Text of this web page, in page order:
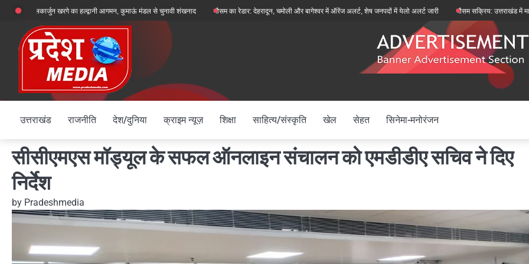
Skip
content
मल्लिकार्जुन खरगे का हल्द्वानी आगमन, कुमाऊं मंडल से चुनावी शंखनाद मौसम का रेडार: देहरादून, चमोली और बागेश्वर में ऑरेंज अलर्ट, शेष जनपदों में येलो अलर्ट जारी मौसम सक्रिय: उत्तराखंड में मानसून
उत्तराखंड राजनीति देश/दुनिया क्राइम न्यूज़ शिक्षा साहित्य/संस्कृति खेल सेहत सिनेमा-मनोरंजन
सीसीएमएस मॉड्यूल के सफल ऑनलाइन संचालन को एमडीडीए सचिव ने दिए
निर्देश
by Pradeshmedia